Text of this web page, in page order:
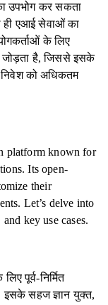
उपभोग कर सकता
ही एआई सेवाओं का
के लिए
जोड़ता है, जिससे इसके
निवेश को अधिकतम
platform known for
Its open-
their
Let’s delve into
key use cases.
पूर्व-निर्मित
सहज ज्ञान युक्त,